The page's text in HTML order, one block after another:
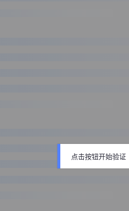
点击按钮开始验证